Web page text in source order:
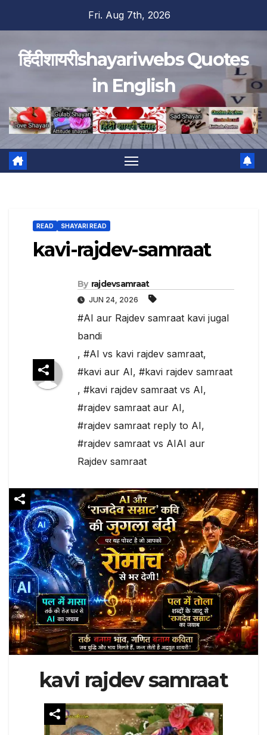
Fri. Aug 7th, 2026
हिंदीशायरीshayariwebs Quotes
in English
READ SHAYARI READ
kavi-rajdev-samraat
By rajdevsamraat
JUN 24, 2026
#AI aur Rajdev samraat kavi jugal
bandi
, #AI vs kavi rajdev samraat,
#kavi aur AI, #kavi rajdev samraat
, #kavi rajdev samraat vs AI,
#rajdev samraat aur AI,
#rajdev samraat reply to AI,
#rajdev samraat vs AIAI aur
Rajdev samraat
kavi rajdev samraat